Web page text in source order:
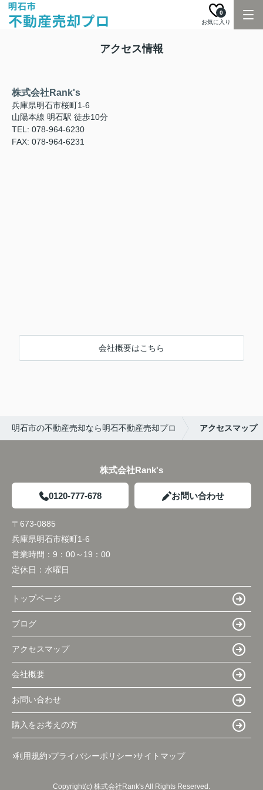
お気に入り
0
アクセス情報
株式会社Rank's
兵庫県明石市桜町1-6
山陽本線 明石駅 徒歩10分
TEL: 078-964-6230
FAX: 078-964-6231
会社概要はこちら
明石市の不動産売却なら明石不動産売却プロ アクセスマップ
株式会社Rank's
0120-777-678 お問い合わせ
〒673-0885
兵庫県明石市桜町1-6
営業時間： 9：00～19：00
定休日： 水曜日
トップページ
ブログ
アクセスマップ
会社概要
お問い合わせ
購入をお考えの方
利用規約 プライバシーポリシー サイトマップ
Copyright(c) 株式会社Rank's All Rights Reserved.